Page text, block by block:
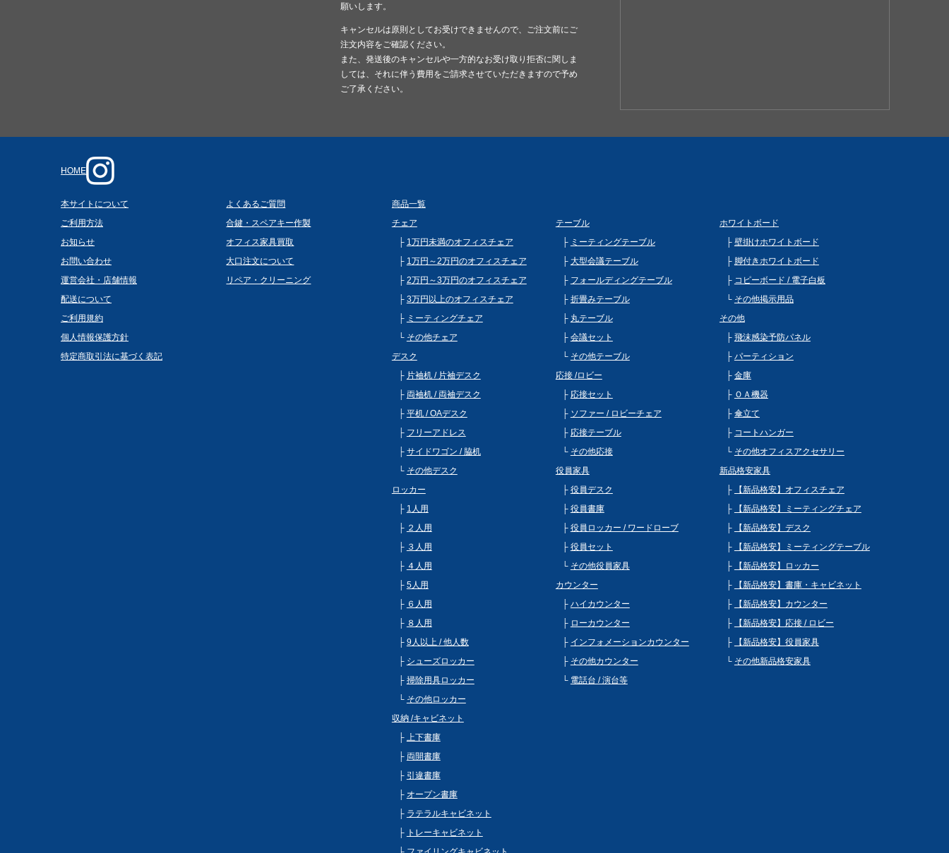
願いします。
キャンセルは原則としてお受けできませんので、ご注文前にご
注文内容をご確認ください。
また、発送後のキャンセルや一方的なお受け取り拒否に関しま
しては、それに伴う費用をご請求させていただきますので予め
ご了承ください。
HOME
本サイトについて
ご利用方法
お知らせ
お問い合わせ
運営会社・店舗情報
配送について
ご利用規約
個人情報保護方針
特定商取引法に基づく表記
よくあるご質問
合鍵・スペアキー作製
オフィス家具買取
大口注文について
リペア・クリーニング
商品一覧
チェア
1万円未満のオフィスチェア
1万円～2万円のオフィスチェア
2万円～3万円のオフィスチェア
3万円以上のオフィスチェア
ミーティングチェア
その他チェア
デスク
片袖机 / 片袖デスク
両袖机 / 両袖デスク
平机 / OAデスク
フリーアドレス
サイドワゴン / 脇机
その他デスク
ロッカー
1人用
２人用
３人用
４人用
5人用
６人用
８人用
9人以上 / 他人数
シューズロッカー
掃除用具ロッカー
その他ロッカー
収納 /キャビネット
上下書庫
両開書庫
引違書庫
オープン書庫
ラテラルキャビネット
トレーキャビネット
テーブル
ミーティングテーブル
大型会議テーブル
フォールディングテーブル
折畳みテーブル
丸テーブル
会議セット
その他テーブル
応接 /ロビー
応接セット
ソファー / ロビーチェア
応接テーブル
その他応接
役員家具
役員デスク
役員書庫
役員ロッカー / ワードローブ
役員セット
その他役員家具
カウンター
ハイカウンター
ローカウンター
インフォメーションカウンター
その他カウンター
電話台 / 演台等
ホワイトボード
壁掛けホワイトボード
脚付きホワイトボード
コピーボード / 電子白板
その他掲示用品
その他
飛沫感染予防パネル
パーティション
金庫
ＯＡ機器
傘立て
コートハンガー
その他オフィスアクセサリー
新品格安家具
【新品格安】オフィスチェア
【新品格安】ミーティングチェア
【新品格安】デスク
【新品格安】ミーティングテーブル
【新品格安】ロッカー
【新品格安】書庫・キャビネット
【新品格安】カウンター
【新品格安】応接 / ロビー
【新品格安】役員家具
その他新品格安家具